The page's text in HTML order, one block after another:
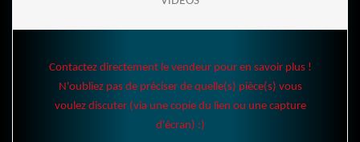
Contactez directement le vendeur pour en savoir plus !
N'oubliez pas de préciser de quelle(s) pièce(s) vous
voulez discuter (via une copie du lien ou une capture
d'écran) :)